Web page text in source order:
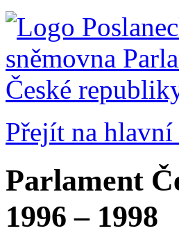
Přejít na
Parlament
1996 – 1998